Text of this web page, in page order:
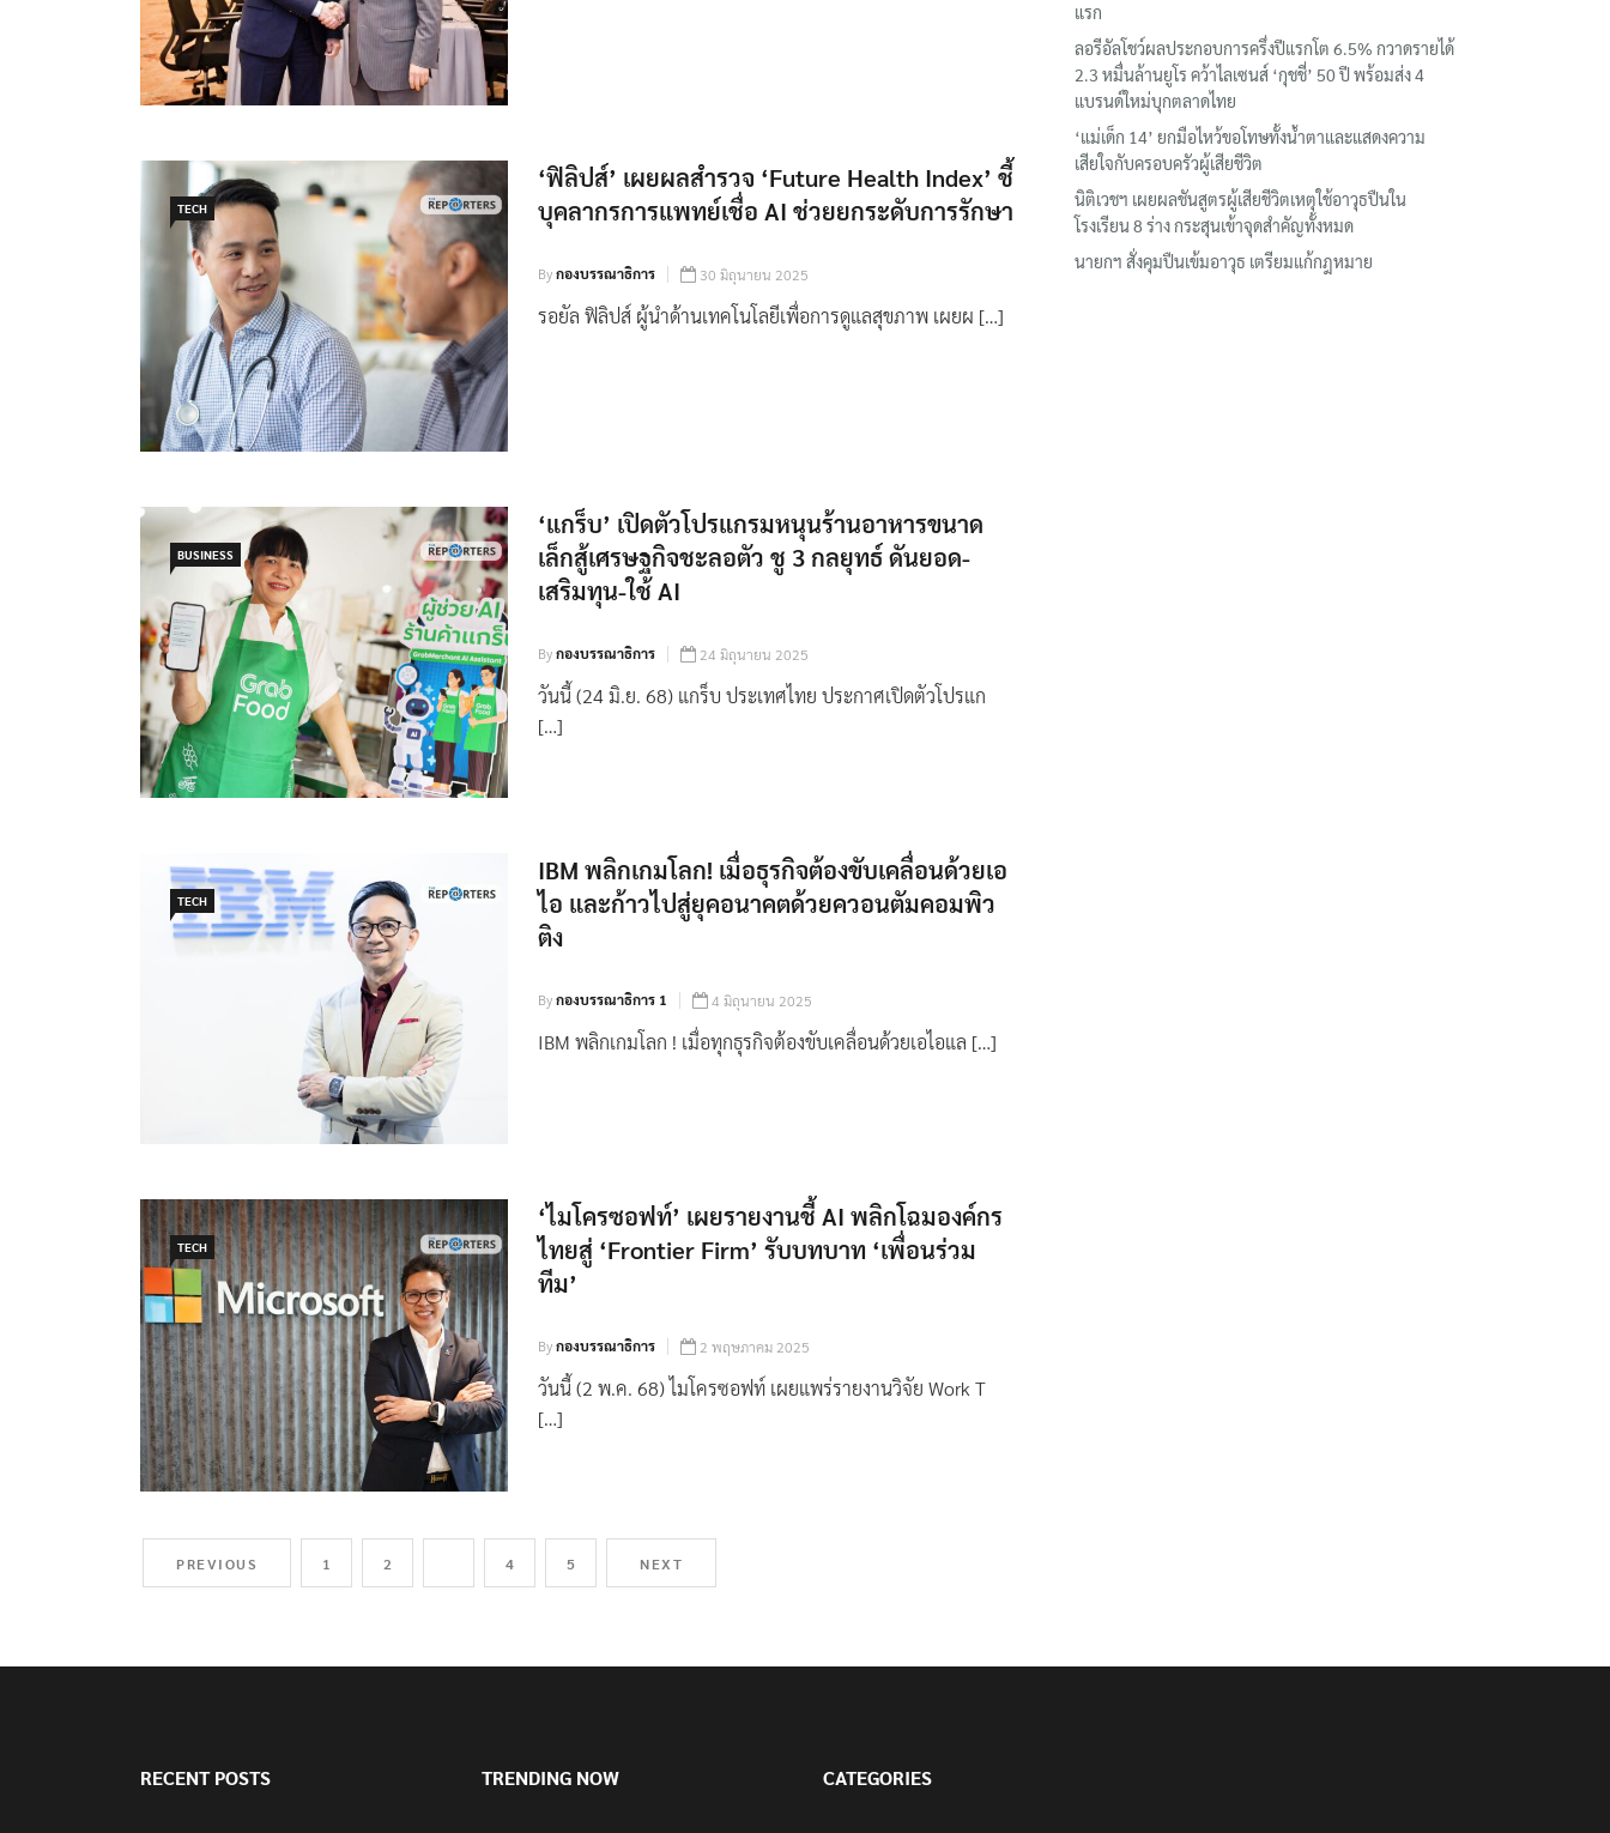
TECH
‘ฟิลิปส์’ เผยผลสำรวจ ‘Future Health Index’ ชี้
บุคลากรการแพทย์เชื่อ AI ช่วยยกระดับการรักษา
Byกองบรรณาธิการ 30 มิถุนายน 2025
รอยัล ฟิลิปส์ ผู้นำด้านเทคโนโลยีเพื่อการดูแลสุขภาพ เผยผ […]
BUSINESS
‘แกร็บ’ เปิดตัวโปรแกรมหนุนร้านอาหารขนาด
เล็กสู้เศรษฐกิจชะลอตัว ชู 3 กลยุทธ์ ดันยอด-
เสริมทุน-ใช้ AI
Byกองบรรณาธิการ 24 มิถุนายน 2025
วันนี้ (24 มิ.ย. 68) แกร็บ ประเทศไทย ประกาศเปิดตัวโปรแก
[…]
TECH
IBM พลิกเกมโลก! เมื่อธุรกิจต้องขับเคลื่อนด้วยเอ
ไอ และก้าวไปสู่ยุคอนาคตด้วยควอนตัมคอมพิว
ติง
Byกองบรรณาธิการ 1 4 มิถุนายน 2025
IBM พลิกเกมโลก ! เมื่อทุกธุรกิจต้องขับเคลื่อนด้วยเอไอแล […]
TECH
‘ไมโครซอฟท์’ เผยรายงานชี้ AI พลิกโฉมองค์กร
ไทยสู่ ‘Frontier Firm’ รับบทบาท ‘เพื่อนร่วม
ทีม’
Byกองบรรณาธิการ 2 พฤษภาคม 2025
วันนี้ (2 พ.ค. 68) ไมโครซอฟท์ เผยแพร่รายงานวิจัย Work T
[…]
PREVIOUS 1 2 4 5 NEXT
แรก
ลอรีอัลโชว์ผลประกอบการครึ่งปีแรกโต 6.5% กวาดรายได้
2.3 หมื่นล้านยูโร คว้าไลเซนส์ ‘กุชชี่’ 50 ปี พร้อมส่ง 4
แบรนด์ใหม่บุกตลาดไทย
‘แม่เด็ก 14’ ยกมือไหว้ขอโทษทั้งน้ำตาและแสดงความ
เสียใจกับครอบครัวผู้เสียชีวิต
นิติเวชฯ เผยผลชันสูตรผู้เสียชีวิตเหตุใช้อาวุธปืนใน
โรงเรียน 8 ร่าง กระสุนเข้าจุดสำคัญทั้งหมด
นายกฯ สั่งคุมปืนเข้มอาวุธ เตรียมแก้กฎหมาย
RECENT POSTS TRENDING NOW CATEGORIES